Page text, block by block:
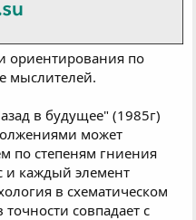
ориентирования по
мыслителей.
в будущее" (1985г)
может
по степеням гниения
и каждый элемент
в схематическом
совпадает с